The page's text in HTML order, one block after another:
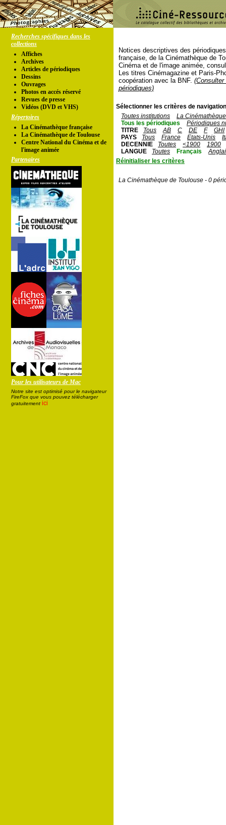
Recherches spécifiques dans les
collections
Affiches
Archives
Articles de périodiques
Dessins
Ouvrages
Photos en accés réservé
Revues de presse
Vidéos (DVD et VHS)
Répertoires
La Cinémathèque française
La Cinémathèque de Toulouse
Centre National du Cinéma et de
l'image animée
Partenaires
Pour les utilisateurs de Mac
Notre site est optimisé pour le navigateur
FireFox que vous pouvez télécharger
gratuitement ici
Notices descriptives des
française, de la Cinémathèque de
Cinéma et de l'image animée,
Les titres Cinémagazine et Paris-
coopération avec la BNF.
périodiques)
Sélectionner les critères de
Toutes institutions
La
Tous les périodiques
Périodiques
TITRE
Tous AB C DE F
GHI
PAYS
Tous France Etats-Unis
DECENNIE
Toutes <1900
1900
LANGUE
Toutes Français
Réinitialiser les critères
La Cinémathèque de Toulouse - 0